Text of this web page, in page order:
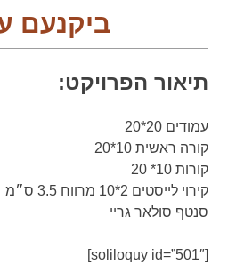
ביקנעם
תיאור הפרויקט:
עמודים 20*20
קורה ראשית 10*20
קורות 10* 20
קירוי לייסטים 2*10 מרווח 3.5 ס״מ
סנטף סולאר גריי
[soliloquy id=”501″]